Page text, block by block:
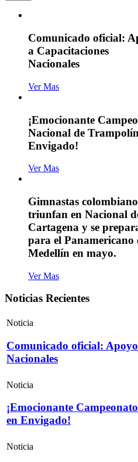
Comunicado oficial:
a Capacitaciones
Nacionales
Ver Mas
¡Emocionante
Nacional de
Envigado!
Ver Mas
Gimnastas
triunfan en Nacional
Cartagena y se
para el Panamericano
Medellín en mayo.
Ver Mas
Noticias Recientes
Noticia
Comunicado oficial:
Nacionales
Noticia
¡Emocionante
en Envigado!
Noticia